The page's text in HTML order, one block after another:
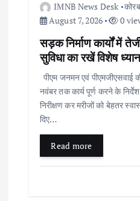
IMNB News Desk
August 7, 2026
0
सड़क निर्माण कार्यों में
सुविधा का रखें विशेष
पीएम जनमन एवं पीएमजीएसवाई
नवंबर तक कार्य पूर्ण करने के
निरीक्षण कर मरीजों को बेहतर
दिए…
Read more